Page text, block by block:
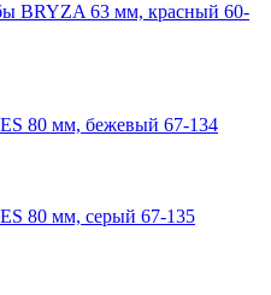
BRYZA 63 мм, краcный 60-
80 мм, бежевый 67-134
80 мм, серый 67-135